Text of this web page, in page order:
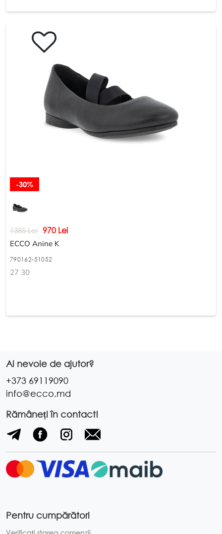
-30%
1385 Lei 970 Lei
ECCO Anine K
790162-51052
27 30
Ai nevoie de ajutor?
+373 69119090
info@ecco.md
Rămâneți în contact!
Pentru cumpărători